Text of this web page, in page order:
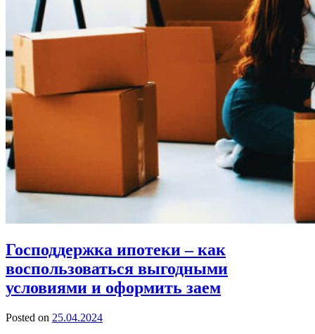
Господдержка ипотеки – как
воспользоваться выгодными
условиями и оформить заем
Posted on 25.04.2024